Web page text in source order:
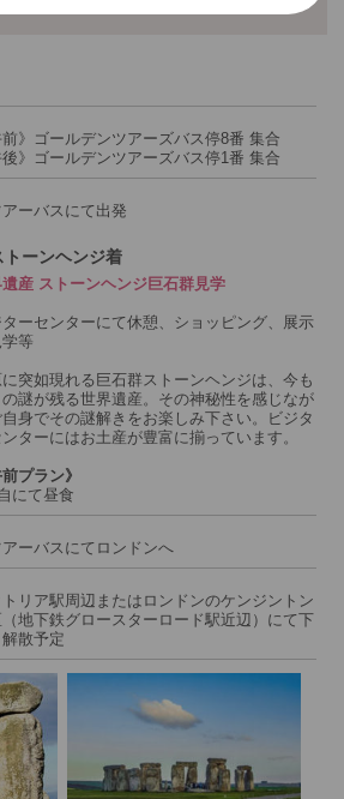
前》ゴールデンツアーズバス停8番 集合
後》ゴールデンツアーズバス停1番 集合
ーバスにて出発
トーンヘンジ着
産 ストーンヘンジ巨石群見学
ターセンターにて休憩、ショッピング、展示
等
突如現れる巨石群ストーンヘンジは、今も
の謎が残る世界遺産。その神秘性を感じなが
自身でその謎解きをお楽しみ下さい。ビジタ
ターにはお土産が豊富に揃っています。
前プラン》
にて昼食
ーバスにてロンドンへ
トリア駅周辺またはロンドンのケンジントン
地下鉄グロースターロード駅近辺）にて下
散予定